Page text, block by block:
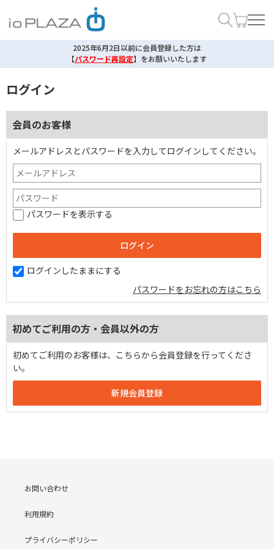
2025年6月2日以前に会員登録した方は
【パスワード再設定】 をお願いいたします
ログイン
会員のお客様
メールアドレスとパスワードを入力してログインしてください。
パスワードを表示する
ログインしたままにする
パスワードをお忘れの方はこちら
初めてご利用の方・会員以外の方
初めてご利用のお客様は、こちらから会員登録を行ってくださ
い。
お問い合わせ
利用規約
プライバシーポリシー